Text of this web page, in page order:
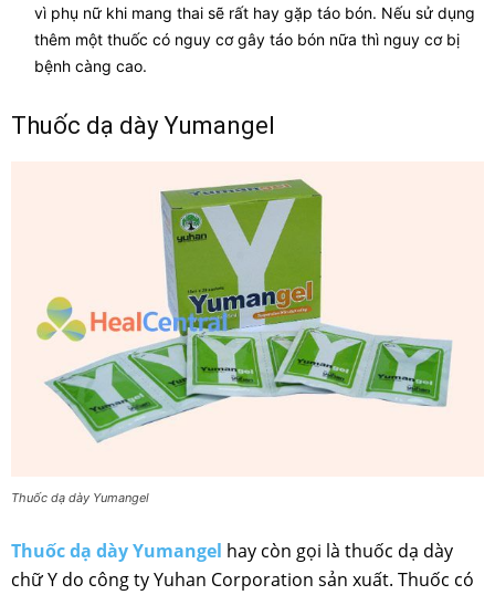
vì phụ nữ khi mang thai sẽ rất hay gặp táo bón. Nếu sử dụng
thêm một thuốc có nguy cơ gây táo bón nữa thì nguy cơ bị
bệnh càng cao.
Thuốc dạ dày Yumangel
Thuốc dạ dày Yumangel
Thuốc dạ dày Yumangel hay còn gọi là thuốc dạ dày
chữ Y do công ty Yuhan Corporation sản xuất. Thuốc có